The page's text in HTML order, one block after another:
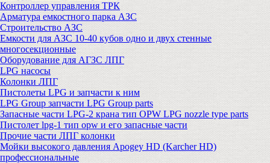
Контроллер управления ТРК
Арматура емкостного парка АЗС
Строительство АЗС
Емкости для АЗС 10-40 кубов одно и двух стенные
многосекционные
Оборудование для АГЗС ЛПГ
LPG насосы
Колонки ЛПГ
Пистолеты LPG и запчасти к ним
LPG Group запчасти LPG Group parts
Запасные части LPG-2 крана тип OPW LPG nozzle type parts
Пистолет lpg-1 тип opw и его запасные части
Прочие части ЛПГ колонки
Мойки высокого давления Apogey HD (Karcher HD)
профессиональные